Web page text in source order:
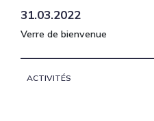
31.03.2022
Verre de bienvenue
ACTIVITÉS